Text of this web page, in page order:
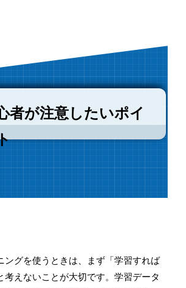
者が注意したいポイ
ングを使うときは、まず「学習すれば
考えないことが大切です。学習データ